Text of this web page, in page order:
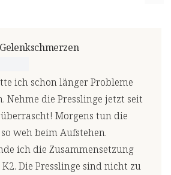
ich schon länger Probleme
Nehme die Presslinge jetzt seit
Morgens tun die
weh beim Aufstehen.
ich die Zusammensetzung
Die Presslinge sind nicht zu